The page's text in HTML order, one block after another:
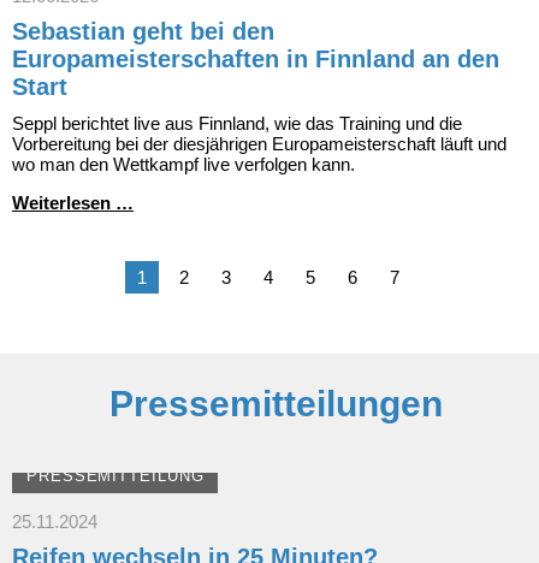
Fersch
beim
Rad
120
Sebastian geht bei den
Europameisterschaften in Finnland an den
Start
Seppl berichtet live aus Finnland, wie das Training und die
Vorbereitung bei der diesjährigen Europameisterschaft läuft und
wo man den Wettkampf live verfolgen kann.
Weiterlesen …
den
Europameisterschaften
1 2 3 4 5 6 7
Pressemitteilungen
PRESSEMITTEILUNG
25.11.2024
Reifen wechseln in 25 Minuten?